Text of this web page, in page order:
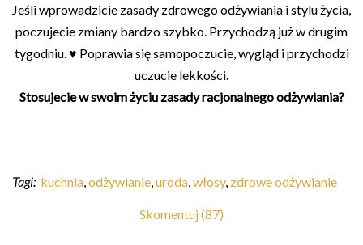
Jeśli wprowadzicie zasady zdrowego odżywiania i stylu życia,
poczujecie zmiany bardzo szybko. Przychodzą już w drugim
tygodniu. ♥ Poprawia się samopoczucie, wygląd i przychodzi
uczucie lekkości.
Stosujecie w swoim życiu zasady racjonalnego odżywiania?
Tagi: kuchnia,odżywianie,uroda,włosy, zdrowe odżywianie
Skomentuj (87)